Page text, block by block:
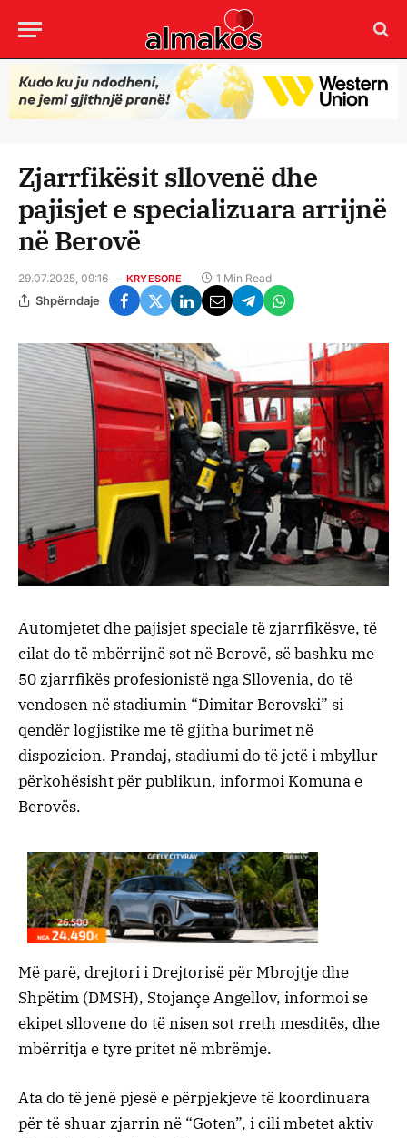
Zjarrfikësit sllovenë dhe
pajisjet e specializuara arrijnë
në Berovë
29.07.2025, 09:16 KRYESORE 1 Min Read
Shpërndaje
Automjetet dhe pajisjet speciale të zjarrfikësve, të
cilat do të mbërrijnë sot në Berovë, së bashku me
50 zjarrfikës profesionistë nga Sllovenia, do të
vendosen në stadiumin “Dimitar Berovski” si
qendër logjistike me të gjitha burimet në
dispozicion. Prandaj, stadiumi do të jetë i mbyllur
përkohësisht për publikun, informoi Komuna e
Berovës.
Më parë, drejtori i Drejtorisë për Mbrojtje dhe
Shpëtim (DMSH), Stojançe Angellov, informoi se
ekipet sllovene do të nisen sot rreth mesditës, dhe
mbërritja e tyre pritet në mbrëmje.
Ata do të jenë pjesë e përpjekjeve të koordinuara
për të shuar zjarrin në “Goten”, i cili mbetet aktiv